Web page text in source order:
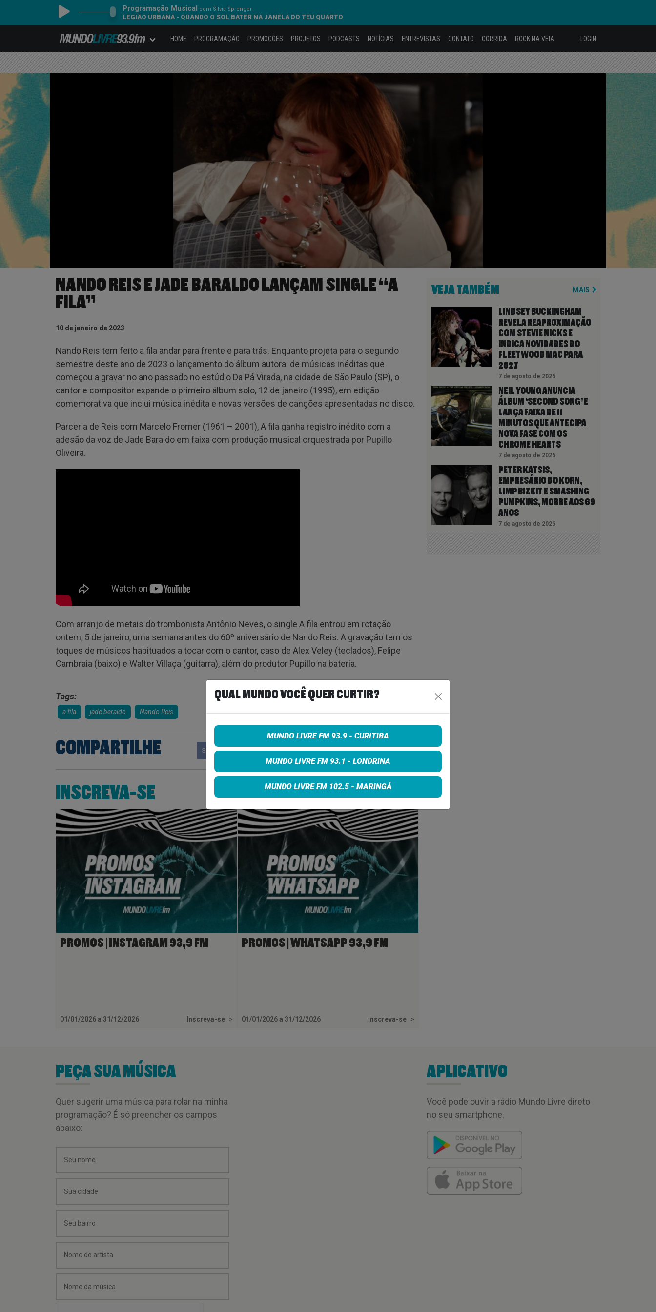
Programação Musical com Silvia Sprenger
LEGIÃO URBANA - QUANDO O SOL BATER NA JANELA DO TEU QUARTO
HOME PROGRAMAÇÃO PROMOÇÕES PROJETOS PODCASTS NOTÍCIAS ENTREVISTAS CONTATO CORRIDA ROCK NA VEIA LOGIN
NANDO REIS E JADE BARALDO LANÇAM SINGLE “A
FILA”
10 de janeiro de 2023
Nando Reis tem feito a fila andar para frente e para trás. Enquanto projeta para o segundo
semestre deste ano de 2023 o lançamento do álbum autoral de músicas inéditas que
começou a gravar no ano passado no estúdio Da Pá Virada, na cidade de São Paulo (SP), o
cantor e compositor expande o primeiro álbum solo, 12 de janeiro (1995), em edição
comemorativa que inclui música inédita e novas versões de canções apresentadas no disco.
Parceria de Reis com Marcelo Fromer (1961 – 2001), A fila ganha registro inédito com a
adesão da voz de Jade Baraldo em faixa com produção musical orquestrada por Pupillo
Oliveira.
Com arranjo de metais do trombonista Antônio Neves, o single A fila entrou em rotação
ontem, 5 de janeiro, uma semana antes do 60º aniversário de Nando Reis. A gravação tem os
toques de músicos habituados a tocar com o cantor, caso de Alex Veley (teclados), Felipe
Cambraia (baixo) e Walter Villaça (guitarra), além do produtor Pupillo na bateria.
Tags:
a fila jade beraldo Nando Reis
COMPARTILHE Share on Facebook Share on Twitter Share on Google+
VEJA TAMBÉM MAIS
LINDSEY BUCKINGHAM
REVELA REAPROXIMAÇÃO
COM STEVIE NICKS E
INDICA NOVIDADES DO
FLEETWOOD MAC PARA
2027
7 de agosto de 2026
NEIL YOUNG ANUNCIA
ÁLBUM ‘SECOND SONG’ E
LANÇA FAIXA DE 11
MINUTOS QUE ANTECIPA
NOVA FASE COM OS
CHROME HEARTS
7 de agosto de 2026
PETER KATSIS,
EMPRESÁRIO DO KORN,
LIMP BIZKIT E SMASHING
PUMPKINS, MORRE AOS 69
ANOS
7 de agosto de 2026
INSCREVA-SE
PROMOS | INSTAGRAM 93,9 FM
01/01/2026 a 31/12/2026 Inscreva-se >
PROMOS | WHATSAPP 93,9 FM
01/01/2026 a 31/12/2026 Inscreva-se >
PEÇA SUA MÚSICA
Quer sugerir uma música para rolar na minha
programação? É só preencher os campos
abaixo:
APLICATIVO
Você pode ouvir a rádio Mundo Livre direto
no seu smartphone.
QUAL MUNDO VOCÊ QUER CURTIR?
MUNDO LIVRE FM 93.9 - CURITIBA
MUNDO LIVRE FM 93.1 - LONDRINA
MUNDO LIVRE FM 102.5 - MARINGÁ